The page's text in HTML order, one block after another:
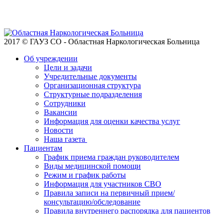
2017 © ГАУЗ СО - Областная Наркологическая Больница
Об учреждении
Цели и задачи
Учредительные документы
Организационная структура
Структурные подразделения
Сотрудники
Вакансии
Информация для оценки качества услуг
Новости
​​Наша газета
Пациентам
График приема граждан руководителем
Виды медицинской помощи
Режим и график работы
Информация для участников СВО
Правила записи на первичный прием/
консультацию/обследование
Правила внутреннего распорядка для пациентов